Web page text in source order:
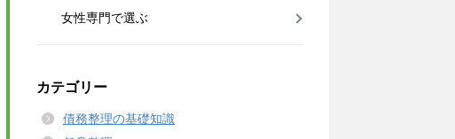
女性専門で選ぶ
カテゴリー
債務整理の基礎知識